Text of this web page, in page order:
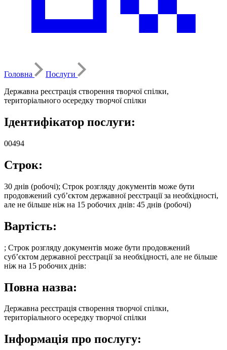
Головна
Послуги
Державна реєстрація створення творчої спілки,
територіального осередку творчої спілки
Ідентифікатор послуги:
00494
Строк:
30 днів (робочі); Строк розгляду документів може бути
продовжений суб’єктом державної реєстрації за необхідності,
але не більше ніж на 15 робочих днів: 45 днів (робочі)
Вартість:
; Строк розгляду документів може бути продовжений
суб’єктом державної реєстрації за необхідності, але не більше
ніж на 15 робочих днів:
Повна назва:
Державна реєстрація створення творчої спілки,
територіального осередку творчої спілки
Інформація про послугу: